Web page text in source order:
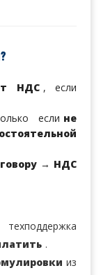
НДС , если
если не
→ НДС
.
из